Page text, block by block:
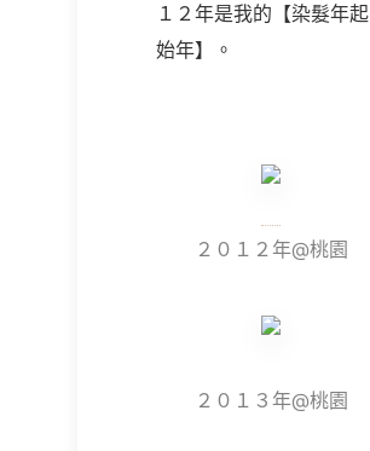
１２年是我的【染髮年起
始年】。
２０１２年@桃園
２０１３年@桃園